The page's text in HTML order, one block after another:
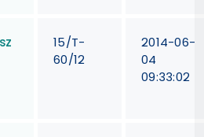
15/T-
60/12
2014-06-
04
09:33:02